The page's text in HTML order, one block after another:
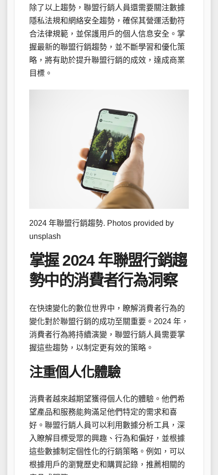
除了以上趨勢，聯盟行銷人員還需要關注數據
隱私法規和網絡安全趨勢，確保其營運活動符
合法律規範，並保護用戶的個人信息安全。掌
握最新的聯盟行銷趨勢，並不斷學習和優化策
略，將有助於提升聯盟行銷的成效，達成商業
目標。
2024 年聯盟行銷趨勢. Photos provided by
unsplash
掌握 2024 年聯盟行銷趨
勢中的消費者行為洞察
在快速變化的數位世界中，瞭解消費者行為的
變化對於聯盟行銷的成功至關重要。2024 年，
消費者行為將持續演變，聯盟行銷人員需要掌
握這些趨勢，以制定更有效的策略。
注重個人化體驗
消費者越來越期望獲得個人化的體驗。他們希
望產品和服務能夠滿足他們特定的需求和喜
好。聯盟行銷人員可以利用數據分析工具，深
入瞭解目標受眾的興趣、行為和偏好，並根據
這些數據制定個性化的行銷策略。例如，可以
根據用戶的瀏覽歷史和購買記錄，推薦相關的